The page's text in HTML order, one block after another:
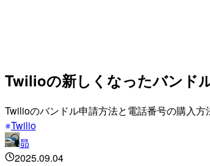
Twilioの新しくなったバンド
Twilioのバンドル申請方法と電話番号の購入
Twilio
昴
2025.09.04